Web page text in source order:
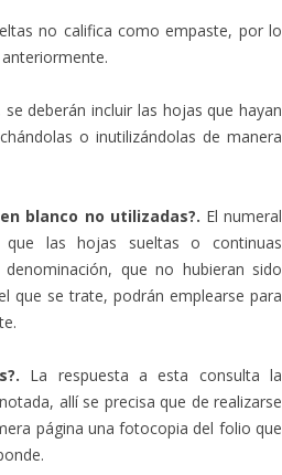
no califica como empaste, por lo
deberán incluir las hojas que hayan
o inutilizándolas de manera
blanco no utilizadas?. El numeral
las hojas sueltas o continuas
que no hubieran sido
que se trate, podrán emplearse para
La respuesta a esta consulta la
allí se precisa que de realizarse
página una fotocopia del folio que